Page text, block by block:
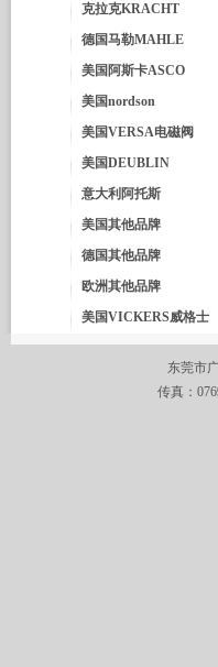
克拉克KRACHT
德国马勒MAHLE
美国阿斯卡ASCO
美国nordson
美国VERSA电磁阀
美国DEUBLIN
意大利阿托斯
美国其他品牌
德国其他品牌
欧洲其他品牌
美国VICKERS威格士
东莞市
传真：